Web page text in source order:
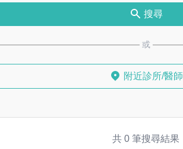
搜尋
或
附近診所/醫師
共 0 筆搜尋結果